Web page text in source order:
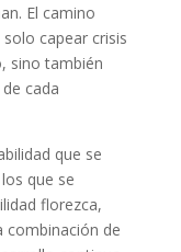
El camino
capear crisis
sino también
cada
que se
que se
florezca,
combinación de